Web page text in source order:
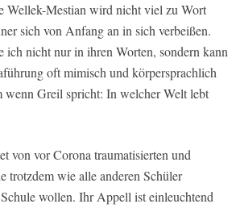
Wellek-Mestian wird nicht viel zu Wort
sich von Anfang an in sich verbeißen.
ich nicht nur in ihren Worten, sondern kann
oft mimisch und körpersprachlich
wenn Greil spricht: In welcher Welt lebt
von vor Corona traumatisierten und
trotzdem wie alle anderen Schüler
wollen. Ihr Appell ist einleuchtend